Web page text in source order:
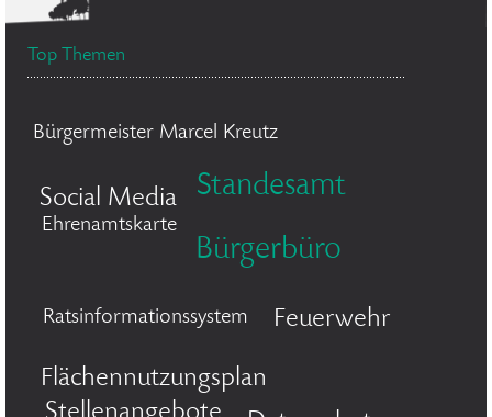
Top Themen
Bürgermeister Marcel Kreutz
Social Media Standesamt
Ehrenamtskarte
Bürgerbüro
Ratsinformationssystem Feuerwehr
Flächennutzungsplan